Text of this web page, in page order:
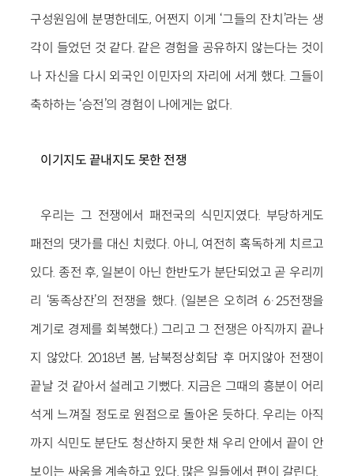
구성원임에 분명한데도, 어쩐지 이게 ‘그들의 잔치’라는 생
각이 들었던 것 같다. 같은 경험을 공유하지 않는다는 것이
나 자신을 다시 외국인 이민자의 자리에 서게 했다. 그들이
축하하는 ‘승전’의 경험이 나에게는 없다.
이기지도 끝내지도 못한 전쟁
우리는 그 전쟁에서 패전국의 식민지였다. 부당하게도
패전의 댓가를 대신 치렀다. 아니, 여전히 혹독하게 치르고
있다. 종전 후, 일본이 아닌 한반도가 분단되었고 곧 우리끼
리 ‘동족상잔’의 전쟁을 했다. (일본은 오히려 6·25전쟁을
계기로 경제를 회복했다.) 그리고 그 전쟁은 아직까지 끝나
지 않았다. 2018년 봄, 남북정상회담 후 머지않아 전쟁이
끝날 것 같아서 설레고 기뻤다. 지금은 그때의 흥분이 어리
석게 느껴질 정도로 원점으로 돌아온 듯하다. 우리는 아직
까지 식민도 분단도 청산하지 못한 채 우리 안에서 끝이 안
보이는 싸움을 계속하고 있다. 많은 일들에서 편이 갈린다.